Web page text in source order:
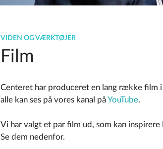
VIDEN OG VÆRKTØJER
Film
Centeret har produceret en lang række film
alle kan ses på vores kanal påYouTube.
Vi har valgt et par film ud, som kan
Se dem nedenfor.